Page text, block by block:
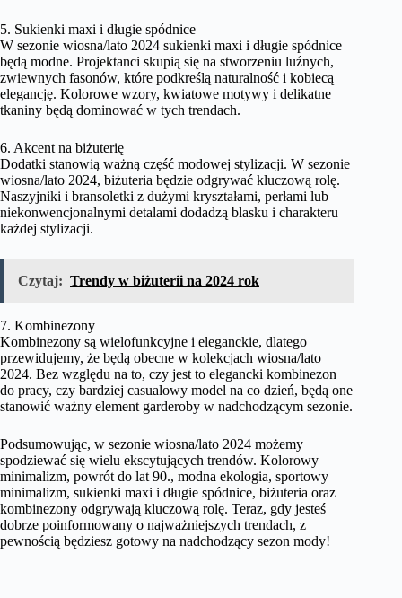
5. Sukienki maxi i długie spódnice
W sezonie wiosna/lato 2024 sukienki maxi i długie spódnice
będą modne. Projektanci skupią się na stworzeniu luźnych,
zwiewnych fasonów, które podkreślą naturalność i kobiecą
elegancję. Kolorowe wzory, kwiatowe motywy i delikatne
tkaniny będą dominować w tych trendach.
6. Akcent na biżuterię
Dodatki stanowią ważną część modowej stylizacji. W sezonie
wiosna/lato 2024, biżuteria będzie odgrywać kluczową rolę.
Naszyjniki i bransoletki z dużymi kryształami, perłami lub
niekonwencjonalnymi detalami dodadzą blasku i charakteru
każdej stylizacji.
Czytaj: Trendy w biżuterii na 2024 rok
7. Kombinezony
Kombinezony są wielofunkcyjne i eleganckie, dlatego
przewidujemy, że będą obecne w kolekcjach wiosna/lato
2024. Bez względu na to, czy jest to elegancki kombinezon
do pracy, czy bardziej casualowy model na co dzień, będą one
stanowić ważny element garderoby w nadchodzącym sezonie.
Podsumowując, w sezonie wiosna/lato 2024 możemy
spodziewać się wielu ekscytujących trendów. Kolorowy
minimalizm, powrót do lat 90., modna ekologia, sportowy
minimalizm, sukienki maxi i długie spódnice, biżuteria oraz
kombinezony odgrywają kluczową rolę. Teraz, gdy jesteś
dobrze poinformowany o najważniejszych trendach, z
pewnością będziesz gotowy na nadchodzący sezon mody!